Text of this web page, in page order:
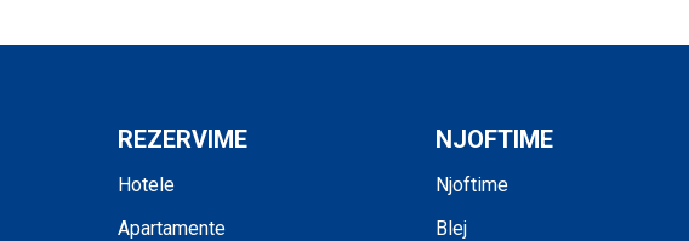
REZERVIME
Hotele
Apartamente
NJOFTIME
Njoftime
Blej